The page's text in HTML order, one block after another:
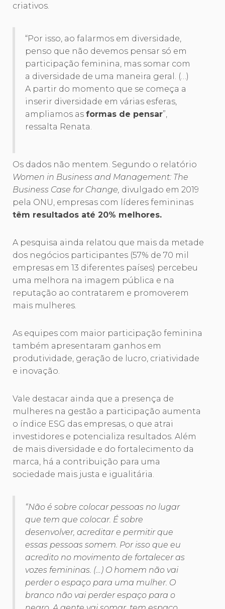
criativos.
“Por isso, ao falarmos em diversidade,
penso que não devemos pensar só em
participação feminina, mas somar com
a diversidade de uma maneira geral. (…)
A partir do momento que se começa a
inserir diversidade em várias esferas,
ampliamos as formas de pensar”,
ressalta Renata.
Os dados não mentem. Segundo o relatório
Women in Business and Management: The
Business Case for Change, divulgado em 2019
pela ONU, empresas com líderes femininas
têm resultados até 20% melhores.
A pesquisa ainda relatou que mais da metade
dos negócios participantes (57% de 70 mil
empresas em 13 diferentes países) percebeu
uma melhora na imagem pública e na
reputação ao contratarem e promoverem
mais mulheres.
As equipes com maior participação feminina
também apresentaram ganhos em
produtividade, geração de lucro, criatividade
e inovação.
Vale destacar ainda que a presença de
mulheres na gestão a participação aumenta
o índice ESG das empresas, o que atrai
investidores e potencializa resultados. Além
de mais diversidade e do fortalecimento da
marca, há a contribuição para uma
sociedade mais justa e igualitária.
“Não é sobre colocar pessoas no lugar
que tem que colocar. É sobre
desenvolver, acreditar e permitir que
essas pessoas somem. Por isso que eu
acredito no movimento de fortalecer as
vozes femininas. (…) O homem não vai
perder o espaço para uma mulher. O
branco não vai perder espaço para o